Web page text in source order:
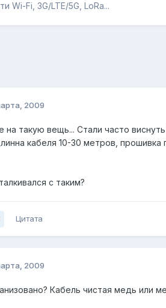
Wi-Fi, 3G/LTE/5G, LoRa...
2009
на такую вещь... Стали часто
кабеля 10-30 метров,
с таким?
Цитата
2009
Кабель чистая медь или